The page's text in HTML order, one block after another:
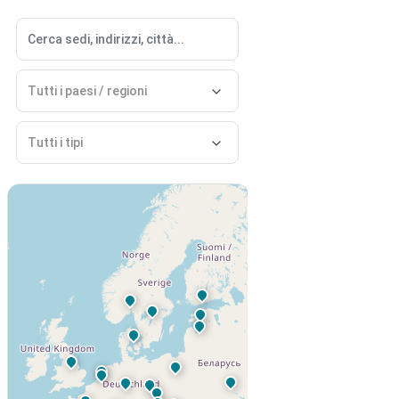
Caricamento della mappa uffici globali HBK...
Ricerca uffici vicini a te